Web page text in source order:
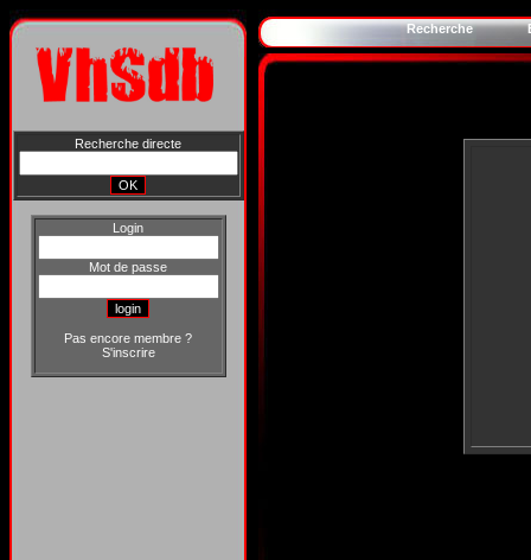
Recherche directe
Login
Mot de passe
Pas encore membre ?
S'inscrire
Recherche